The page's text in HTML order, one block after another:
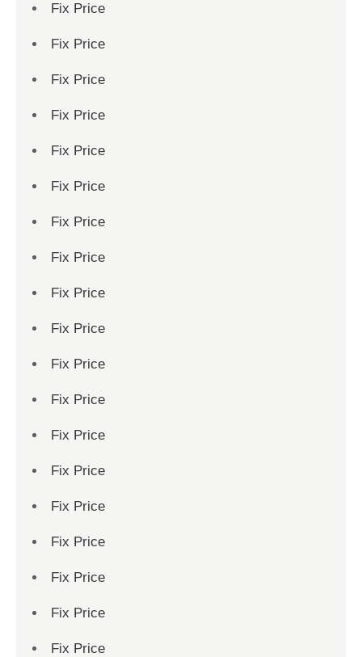
Fix Price
Fix Price
Fix Price
Fix Price
Fix Price
Fix Price
Fix Price
Fix Price
Fix Price
Fix Price
Fix Price
Fix Price
Fix Price
Fix Price
Fix Price
Fix Price
Fix Price
Fix Price
Fix Price